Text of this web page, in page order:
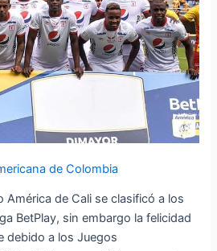
de Colombia
de Cali se clasificó a los
BetPlay, sin embargo la felicidad
debido a los Juegos